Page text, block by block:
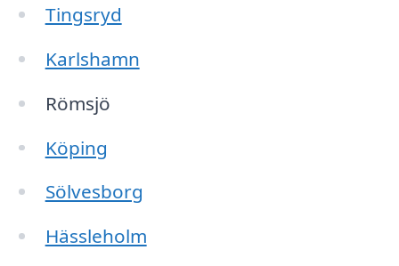
Tingsryd
Karlshamn
Römsjö
Köping
Sölvesborg
Hässleholm